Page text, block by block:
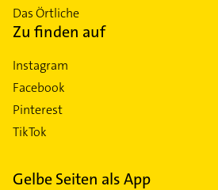
Das Örtliche
Zu finden auf
Instagram
Facebook
Pinterest
TikTok
Gelbe Seiten als App